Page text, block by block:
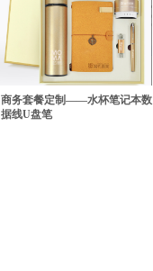
商务套餐定制——水杯笔记本数
据线U盘笔